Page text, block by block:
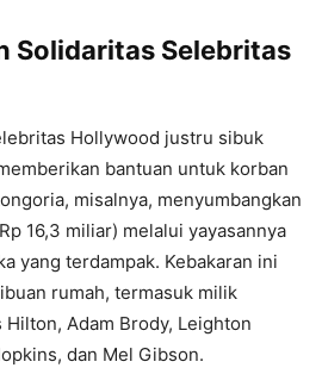
Solidaritas Selebritas
Hollywood justru sibuk
bantuan untuk korban
misalnya, menyumbangkan
16,3 miliar) melalui yayasannya
yang terdampak. Kebakaran ini
rumah, termasuk milik
Adam Brody, Leighton
dan Mel Gibson.